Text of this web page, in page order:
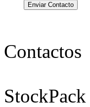
Enviar Contacto
Contactos
StockPack